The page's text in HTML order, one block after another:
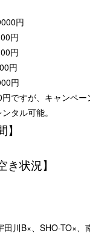
円
円
円
円
円
ですが、キャンペ
タル可能。
き状況】
川B×、SHO-TO×、